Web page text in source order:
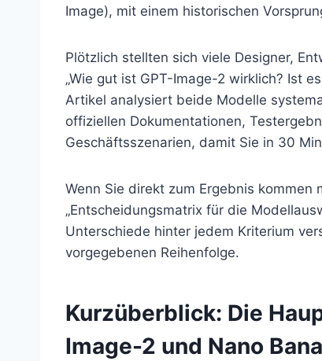
Image), mit einem historischen
Plötzlich stellten sich viele Designer,
„Wie gut ist GPT-Image-2 wirklich? Ist
Artikel analysiert beide Modelle
offiziellen Dokumentationen,
Geschäftsszenarien, damit Sie in 30
Wenn Sie direkt zum Ergebnis
„Entscheidungsmatrix für die
Unterschiede hinter jedem Kriterium
vorgegebenen Reihenfolge.
Kurzüberblick: Die
Image-2 und Nano